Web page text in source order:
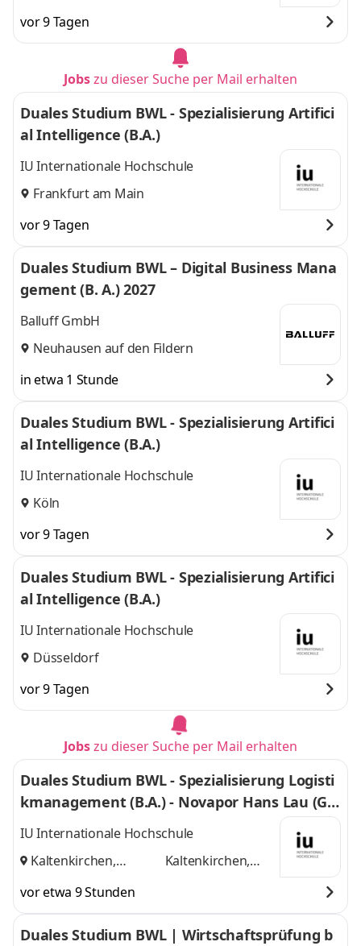
vor 9 Tagen
Jobszu dieser Suche per Mail erhalten
Duales Studium BWL - Spezialisierung Artifici
al Intelligence (B.A.)
IU Internationale Hochschule
Frankfurt am Main
vor 9 Tagen
Duales Studium BWL – Digital Business Mana
gement (B. A.) 2027
Balluff GmbH
Neuhausen auf den Fildern
in etwa 1 Stunde
Duales Studium BWL - Spezialisierung Artifici
al Intelligence (B.A.)
IU Internationale Hochschule
Köln
vor 9 Tagen
Duales Studium BWL - Spezialisierung Artifici
al Intelligence (B.A.)
IU Internationale Hochschule
Düsseldorf
vor 9 Tagen
Jobszu dieser Suche per Mail erhalten
Duales Studium BWL - Spezialisierung Logisti
kmanagement (B.A.) - Novapor Hans Lau (G
mbH & Co) KG
IU Internationale Hochschule
Kaltenkirchen,
Kaltenkirchen,
vor etwa 9 Stunden
Duales Studium BWL | Wirtschaftsprüfung b